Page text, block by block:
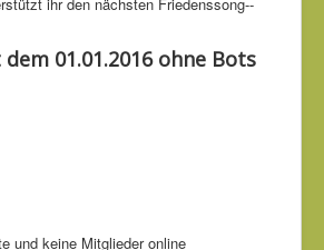
01.01.2016 ohne Bots
und keine Mitglieder online